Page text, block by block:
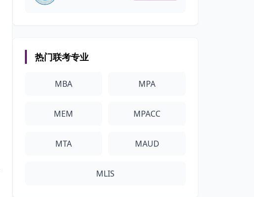
热门联考专业
MBA MPA
MEM MPACC
MTA MAUD
MLIS